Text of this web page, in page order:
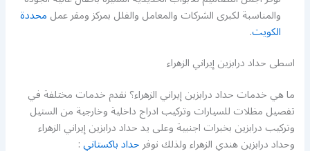
والمناسبة لكبرى الشركات والمعامل والفلل بمركز ومقر عملمحددة
الكويت.
اسطى حداد درابزين إيراني الزهراء
ما هي خدمات حداد درابزين إيراني الزهراء؟ نقدم خدمات مختلفة في
تفصيل مظلات للسيارات وتركيب ادراج داخلية وخارجية من الستيل
وتركيب درابزين بخبرات اجنبية وعلى يد حداد درابزين إيراني الزهراء
وحداد درابزين هندي الزهراء ولذلك نوفرحداد باكستاني: